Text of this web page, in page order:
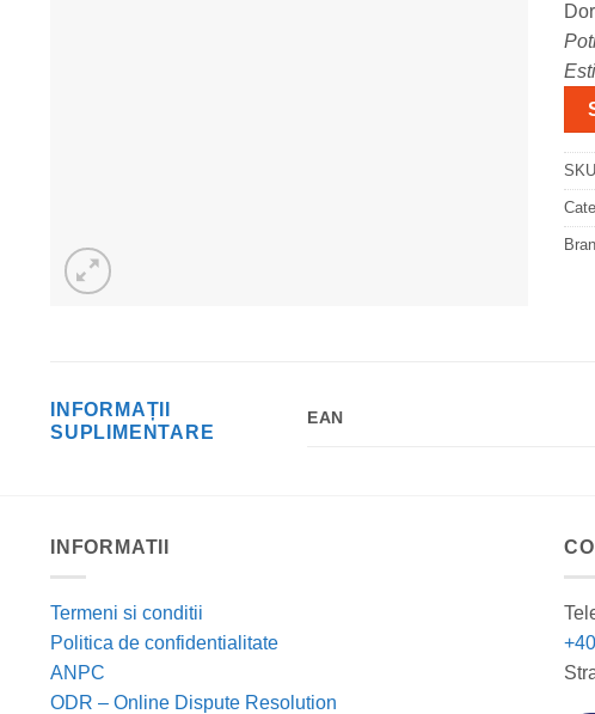
INFORMAȚII
SUPLIMENTARE
EAN
INFORMATII
Termeni si conditii
Politica de confidentialitate
ANPC
ODR – Online Dispute Resolution